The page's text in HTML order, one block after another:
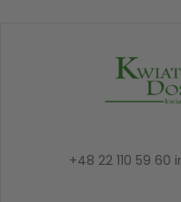
+48 22 110 59 60